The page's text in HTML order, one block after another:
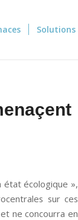
Solutions
état écologique »,
sur ces
ne concourra en